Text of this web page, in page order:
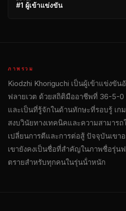
#1 ผู้เข้าแข่งขัน
ภาพรวม
Kiodzhi Khoriguchi เป็นผู้เข้าแข่งขั
ฟลายเวต ด้วยสถิติมืออาชีพที่ 36-5-
และเป็นที่รู้จักในด้านทักษะที่รอบรู้ เก
สงบวินัยทางเทคนิคและความสามาร
เปลี่ยนการตีและการต่อสู้ ปัจจุบันเข
เขายังคงเป็นชื่อที่สําคัญในภาพชื่อรุ่น
ตรายสําหรับทุกคนในรุ่นน้ําหนัก